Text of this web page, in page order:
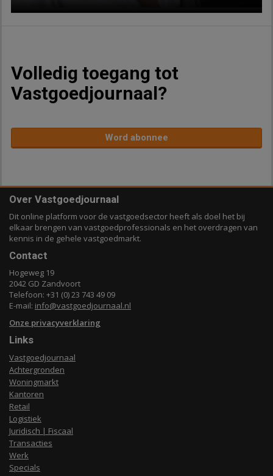
Volledig toegang tot
Vastgoedjournaal?
Word abonnee
Over Vastgoedjournaal
Dit online platform voor de vastgoedsector heeft als doel het bij
elkaar brengen van vastgoedprofessionals en het overdragen van
kennis in de gehele vastgoedmarkt.
Contact
Hogeweg 19
2042 GD Zandvoort
Telefoon: +31 (0) 23 743 49 09
E-mail: info@vastgoedjournaal.nl
Onze privacyverklaring
Links
Vastgoedjournaal
Achtergronden
Woningmarkt
Kantoren
Retail
Logistiek
Juridisch | Fiscaal
Transacties
Werk
Specials